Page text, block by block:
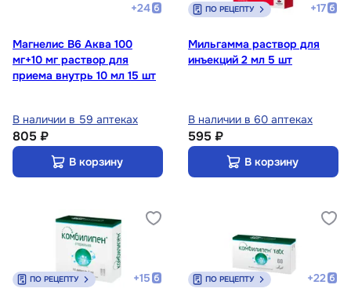
+24
Магнелис B6 Аква 100
мг+10 мг раствор для
приема внутрь 10 мл 15 шт
В наличии в 59 аптеках
805 ₽
В корзину
ПО РЕЦЕПТУ +17
Мильгамма раствор для
инъекций 2 мл 5 шт
В наличии в 60 аптеках
595 ₽
В корзину
ПО РЕЦЕПТУ +15 ПО РЕЦЕПТУ +22